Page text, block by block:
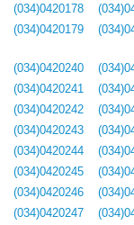
(034)0420178
(034)0420179
(034)0420240
(034)0420241
(034)0420242
(034)0420243
(034)0420244
(034)0420245
(034)0420246
(034)0420247